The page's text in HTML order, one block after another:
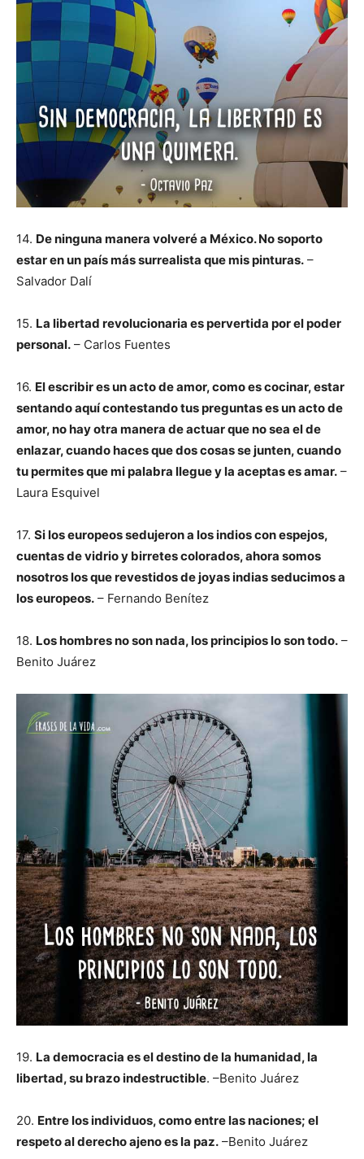
14. De ninguna manera volveré a México. No soporto
estar en un país más surrealista que mis pinturas. –
Salvador Dalí
15. La libertad revolucionaria es pervertida por el poder
personal. – Carlos Fuentes
16. El escribir es un acto de amor, como es cocinar, estar
sentando aquí contestando tus preguntas es un acto de
amor, no hay otra manera de actuar que no sea el de
enlazar, cuando haces que dos cosas se junten, cuando
tu permites que mi palabra llegue y la aceptas es amar. –
Laura Esquivel
17. Si los europeos sedujeron a los indios con espejos,
cuentas de vidrio y birretes colorados, ahora somos
nosotros los que revestidos de joyas indias seducimos a
los europeos. – Fernando Benítez
18. Los hombres no son nada, los principios lo son todo. –
Benito Juárez
19. La democracia es el destino de la humanidad, la
libertad, su brazo indestructible. –Benito Juárez
20. Entre los individuos, como entre las naciones; el
respeto al derecho ajeno es la paz. –Benito Juárez